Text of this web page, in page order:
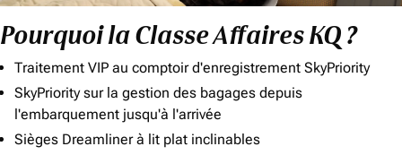
Pourquoi la Classe Affaires KQ ?
Traitement VIP au comptoir d'enregistrement SkyPriority
SkyPriority sur la gestion des bagages depuis
l'embarquement jusqu'à l'arrivée
Sièges Dreamliner à lit plat inclinables